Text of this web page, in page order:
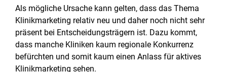
Als mögliche Ursache kann gelten, dass das Thema
Klinikmarketing relativ neu und daher noch nicht sehr
präsent bei Entscheidungsträgern ist. Dazu kommt,
dass manche Kliniken kaum regionale Konkurrenz
befürchten und somit kaum einen Anlass für aktives
Klinikmarketing sehen.